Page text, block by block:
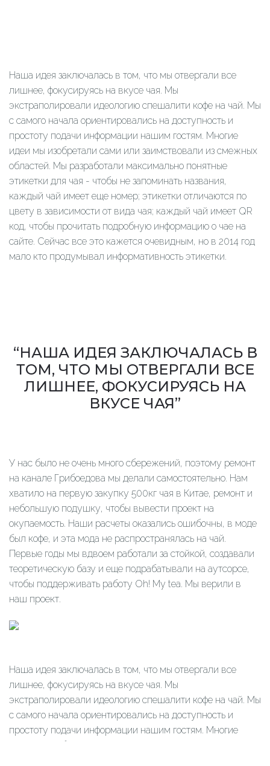
Наша идея заключалась в том, что мы отвергали все
лишнее, фокусируясь на вкусе чая. Мы
экстраполировали идеологию спешалити кофе на чай. Мы
с самого начала ориентировались на доступность и
простоту подачи информации нашим гостям. Многие
идеи мы изобретали сами или заимствовали из смежных
областей. Мы разработали максимально понятные
этикетки для чая - чтобы не запоминать названия,
каждый чай имеет еще номер; этикетки отличаются по
цвету в зависимости от вида чая; каждый чай имеет QR
код, чтобы прочитать подробную информацию о чае на
сайте. Сейчас все это кажется очевидным, но в 2014 год
мало кто продумывал информативность этикетки.
“НАША ИДЕЯ ЗАКЛЮЧАЛАСЬ В
ТОМ, ЧТО МЫ ОТВЕРГАЛИ ВСЕ
ЛИШНЕЕ, ФОКУСИРУЯСЬ НА
ВКУСЕ ЧАЯ”
У нас было не очень много сбережений, поэтому ремонт
на канале Грибоедова мы делали самостоятельно. Нам
хватило на первую закупку 500кг чая в Китае, ремонт и
небольшую подушку, чтобы вывести проект на
окупаемость. Наши расчеты оказались ошибочны, в моде
был кофе, и эта мода не распространялась на чай.
Первые годы мы вдвоем работали за стойкой, создавали
теоретическую базу и еще подрабатывали на аутсорсе,
чтобы поддерживать работу Oh! My tea. Мы верили в
наш проект.
Наша идея заключалась в том, что мы отвергали все
лишнее, фокусируясь на вкусе чая. Мы
экстраполировали идеологию спешалити кофе на чай. Мы
с самого начала ориентировались на доступность и
простоту подачи информации нашим гостям. Многие
идеи мы изобретали сами или заимствовали из смежных